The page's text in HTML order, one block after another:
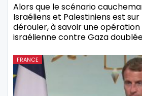
Alors que le scénario
Israéliens et Palestiniens est
dérouler, à savoir une
israélienne contre Gaza doublée
FRANCE